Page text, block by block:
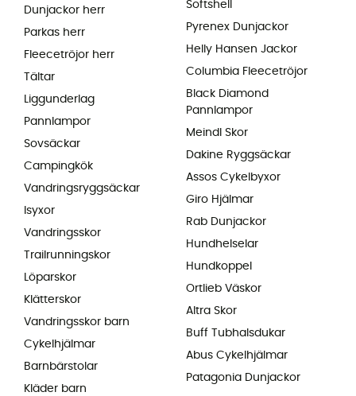
Dunjackor herr
Parkas herr
Fleecetröjor herr
Tältar
Liggunderlag
Pannlampor
Sovsäckar
Campingkök
Vandringsryggsäckar
Isyxor
Vandringsskor
Trailrunningskor
Löparskor
Klätterskor
Vandringsskor barn
Cykelhjälmar
Barnbärstolar
Kläder barn
Softshell
Pyrenex Dunjackor
Helly Hansen Jackor
Columbia Fleecetröjor
Black Diamond
Pannlampor
Meindl Skor
Dakine Ryggsäckar
Assos Cykelbyxor
Giro Hjälmar
Rab Dunjackor
Hundhelselar
Hundkoppel
Ortlieb Väskor
Altra Skor
Buff Tubhalsdukar
Abus Cykelhjälmar
Patagonia Dunjackor